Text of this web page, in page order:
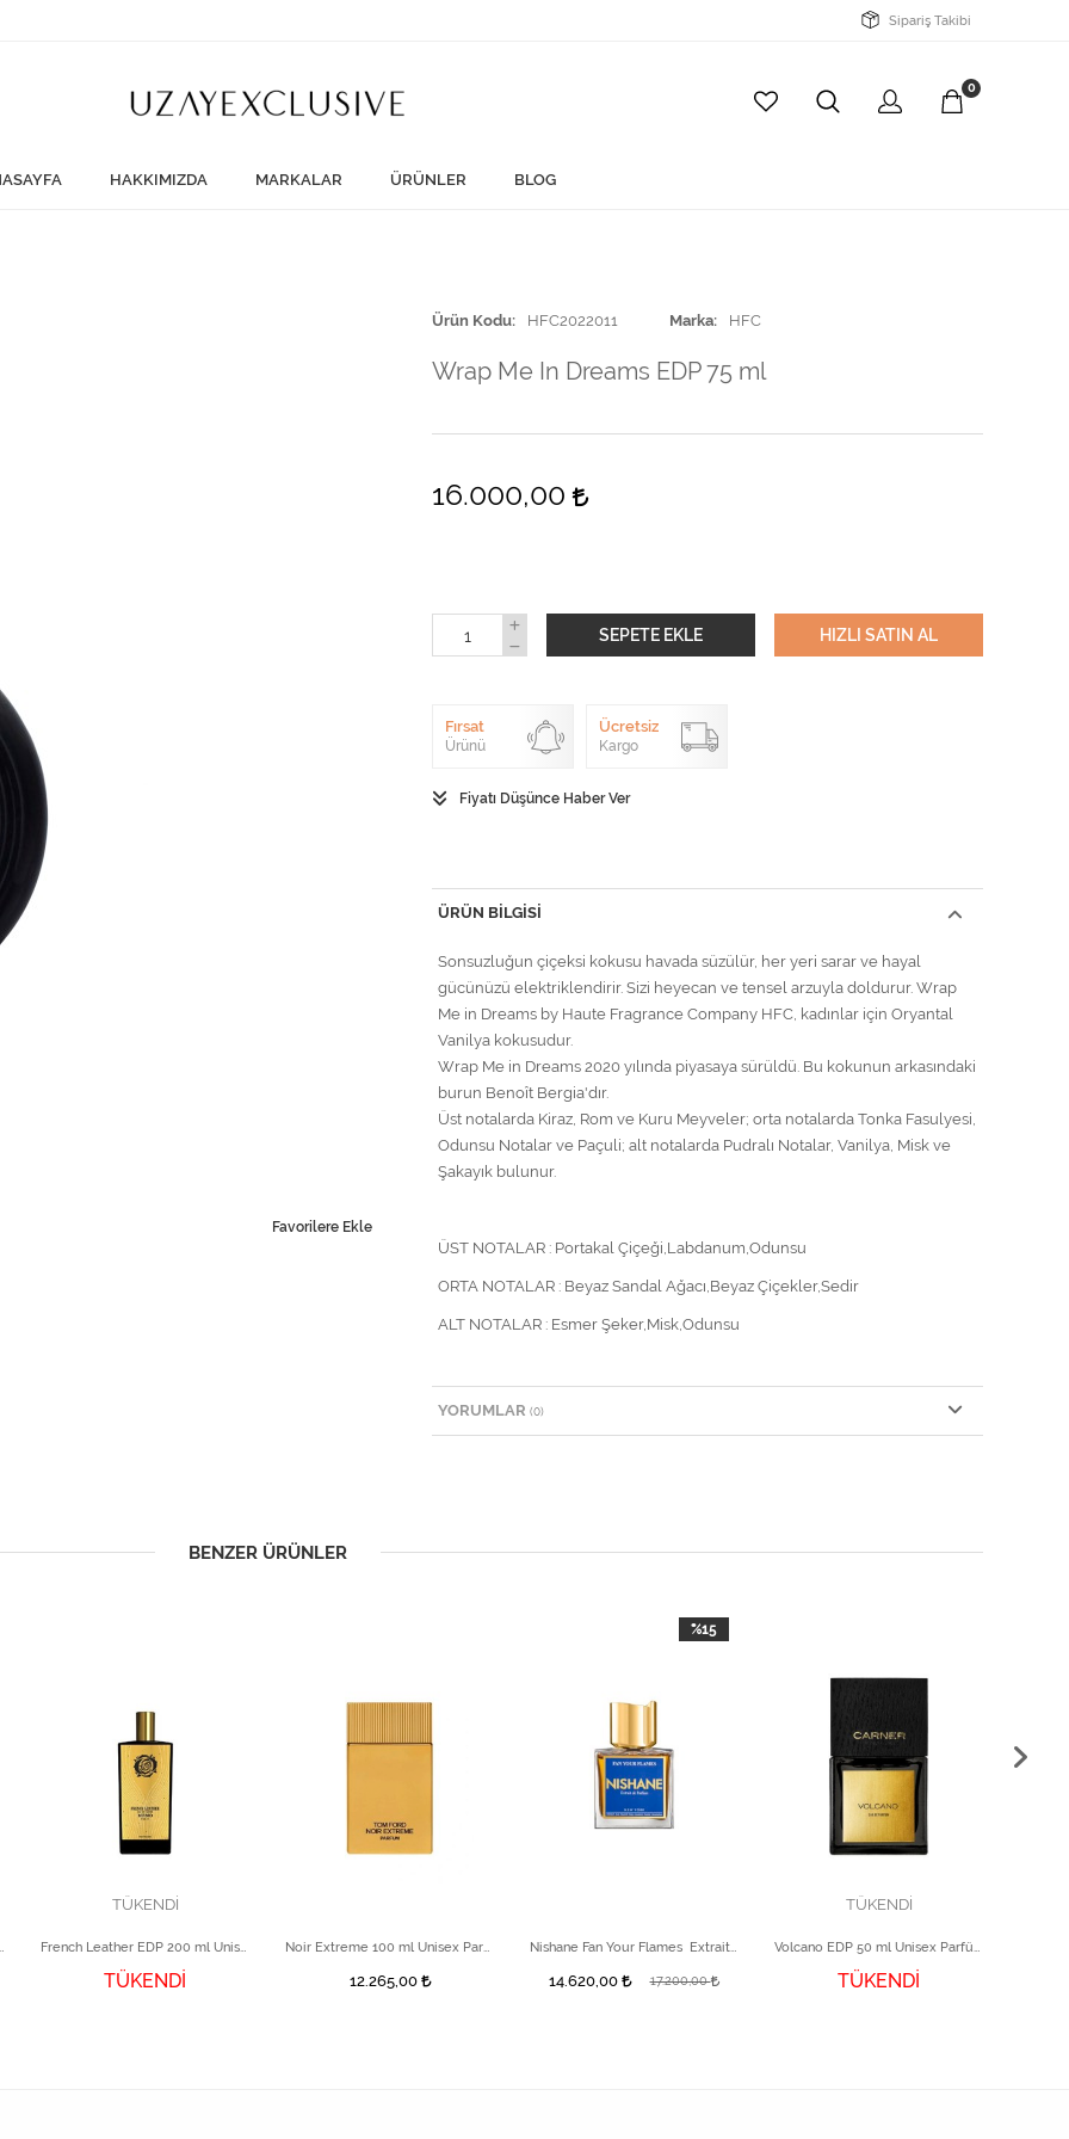
Sipariş Takibi
0
HAKKIMIZDA MARKALAR ÜRÜNLER BLOG
Favorilere Ekle
Ürün Kodu HFC2022011 Marka HFC
Wrap Me In Dreams EDP 75 ml
16.000,00
SEPETE EKLE HIZLI SATIN AL
Fırsat
Ürünü
Ücretsiz
Kargo
Fiyatı Düşünce Haber Ver
ÜRÜN BILGISI
Sonsuzluğun çiçeksi kokusu havada süzülür, her yeri sarar ve hayal
gücünüzü elektriklendirir. Sizi heyecan ve tensel arzuyla doldurur. Wrap
Me in Dreams by Haute Fragrance Company HFC, kadınlar için Oryantal
Vanilya kokusudur.
Wrap Me in Dreams 2020 yılında piyasaya sürüldü. Bu kokunun arkasındaki
burun Benoît Bergia'dır.
Üst notalarda Kiraz, Rom ve Kuru Meyveler; orta notalarda Tonka Fasulyesi,
Odunsu Notalar ve Paçuli; alt notalarda Pudralı Notalar, Vanilya, Misk ve
Şakayık bulunur.
ÜST NOTALAR : Portakal Çiçeği,Labdanum,Odunsu
ORTA NOTALAR : Beyaz Sandal Ağacı,Beyaz Çiçekler,Sedir
ALT NOTALAR : Esmer Şeker,Misk,Odunsu
YORUMLAR (0)
BENZER ÜRÜNLER
TÜKENDİ
TÜKENDİ 12.265,00 14.620,00 17.200,00
%15
TÜKENDİ
TÜKENDİ